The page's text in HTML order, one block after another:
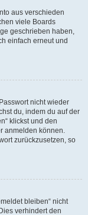
aus verschieden
viele Boards
geschrieben haben,
einfach erneut und
nicht wieder
du, indem du auf der
klickst und den
anmelden können.
zurückzusetzen, so
bleiben“ nicht
verhindert den